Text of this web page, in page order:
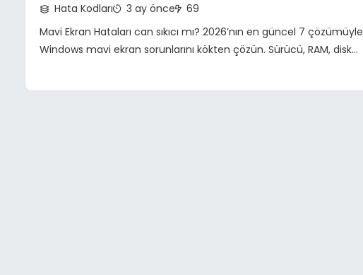
Hata Kodları 3 ay önce
69
Mavi Ekran Hataları can sıkıcı mı? 2026’nın en güncel 7 çözümüyle
Windows mavi ekran sorunlarını kökten çözün. Sürücü, RAM, disk